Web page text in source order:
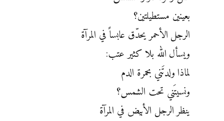
بعينين مستطيلتين؟
الرجل الأحمر يحدّق عابساً في المرآة
ويسأل الله بلا كثير عتب:
لماذا ولدتَني بحمرة الدم
ونسيتَني تحت الشمس؟
ينظر الرجل الأبيض في المرآة